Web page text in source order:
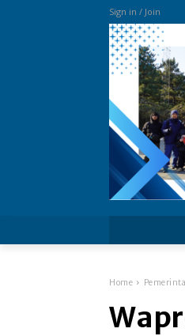
Sign in / Join
Home